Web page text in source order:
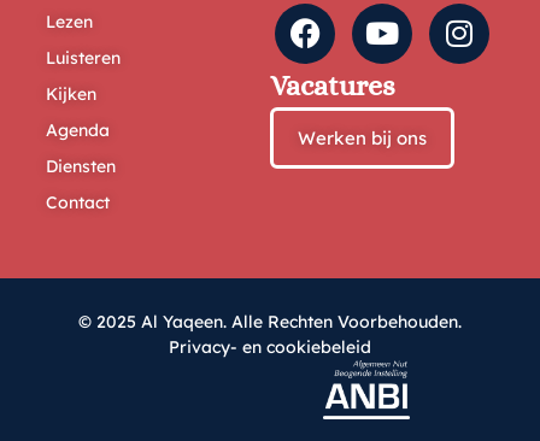
Lezen
Luisteren
Kijken
Agenda
Diensten
Contact
Vacatures
Werken bij ons
© 2025 Al Yaqeen. Alle Rechten Voorbehouden.
Privacy- en cookiebeleid